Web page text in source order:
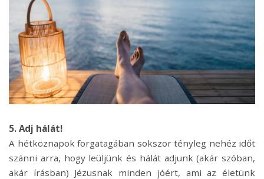
5. Adj hálát!
A hétköznapok forgatagában sokszor tényleg nehéz időt
szánni arra, hogy leüljünk és hálát adjunk (akár szóban,
akár írásban) Jézusnak minden jóért, ami az életünk